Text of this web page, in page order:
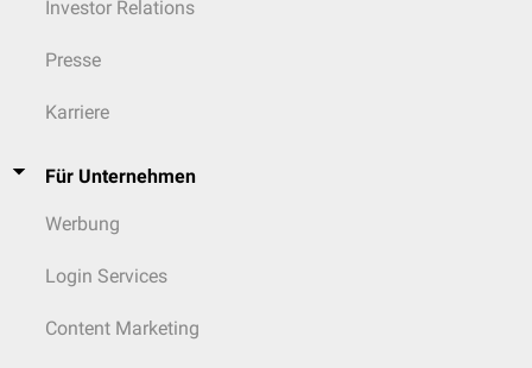
Investor Relations
Presse
Karriere
Für Unternehmen
Werbung
Login Services
Content Marketing